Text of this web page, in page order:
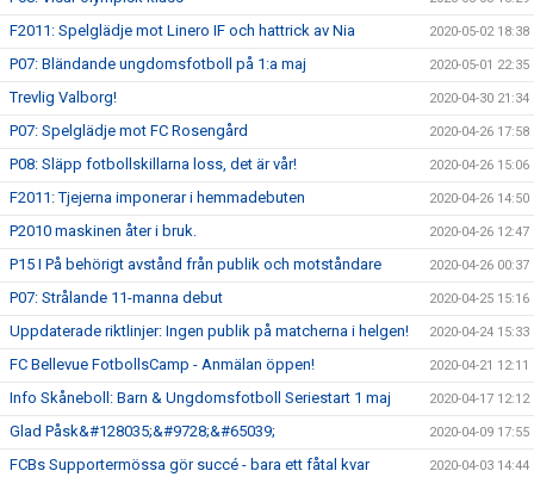
F2011: Spelglädje mot Linero IF och hattrick av Nia 2020-05-02 18:38
P07: Bländande ungdomsfotboll på 1:a maj 2020-05-01 22:35
Trevlig Valborg! 2020-04-30 21:34
P07: Spelglädje mot FC Rosengård 2020-04-26 17:58
P08: Släpp fotbollskillarna loss, det är vår! 2020-04-26 15:06
F2011: Tjejerna imponerar i hemmadebuten 2020-04-26 14:50
P2010 maskinen åter i bruk. 2020-04-26 12:47
P15 I På behörigt avstånd från publik och motståndare 2020-04-26 00:37
P07: Strålande 11-manna debut 2020-04-25 15:16
Uppdaterade riktlinjer: Ingen publik på matcherna i helgen! 2020-04-24 15:33
FC Bellevue FotbollsCamp - Anmälan öppen! 2020-04-21 12:11
Info Skåneboll: Barn & Ungdomsfotboll Seriestart 1 maj 2020-04-17 12:12
Glad Påsk&#128035;&#9728;&#65039; 2020-04-09 17:55
FCBs Supportermössa gör succé - bara ett fåtal kvar 2020-04-03 14:44